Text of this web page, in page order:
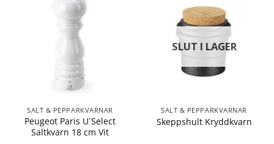
SALT & PEPPARKVARNAR
Peugeot Paris U´Select
Saltkvarn 18 cm Vit
SLUT I LAGER
SALT & PEPPARKVARNAR
Skeppshult Kryddkvarn